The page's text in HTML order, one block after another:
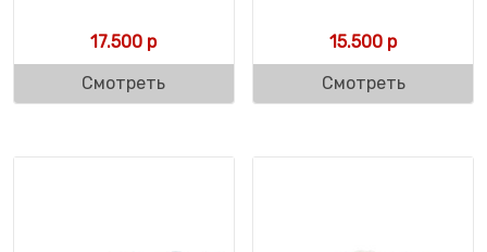
17.500 р
Смотреть
15.500 р
Смотреть